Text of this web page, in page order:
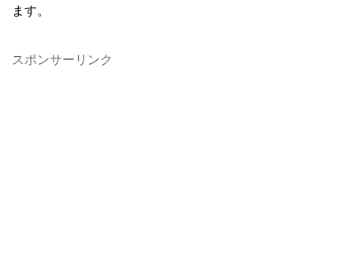
ます。
スポンサーリンク